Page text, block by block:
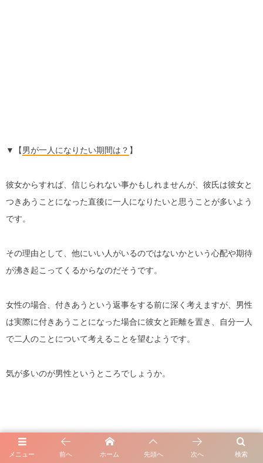
▼【男が一人になりたい期間は？ 】
彼女からすれば、信じられない事かもしれませんが、彼氏は彼女と
つきあうことになった直後に一人になりたいと思うことが多いよう
です。
その理由として、他にいい人がいるのではないかという心配や期待
が沸き起こってくるからなのだそうです。
女性の場合、付きあうという返事をする前に深く考えますが、男性
は実際に付きあうことになった場合に彼女と距離を置き、自分一人
で二人のことについて考えることを望むようです。
気が多いのが男性というところでしょうか。
つきあうことになったのに、彼から連絡が途絶えた場合してはいけ
ないことがあります。
メニュー 検索
前へ ホーム 先頭へ 次へ